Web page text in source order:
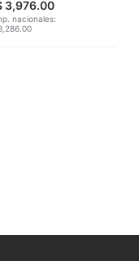
3,976.00
nacionales: